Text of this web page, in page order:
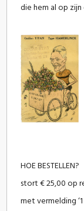
die hem al op
HOE BESTELLEN?
stort € 25,00 op
met vermelding